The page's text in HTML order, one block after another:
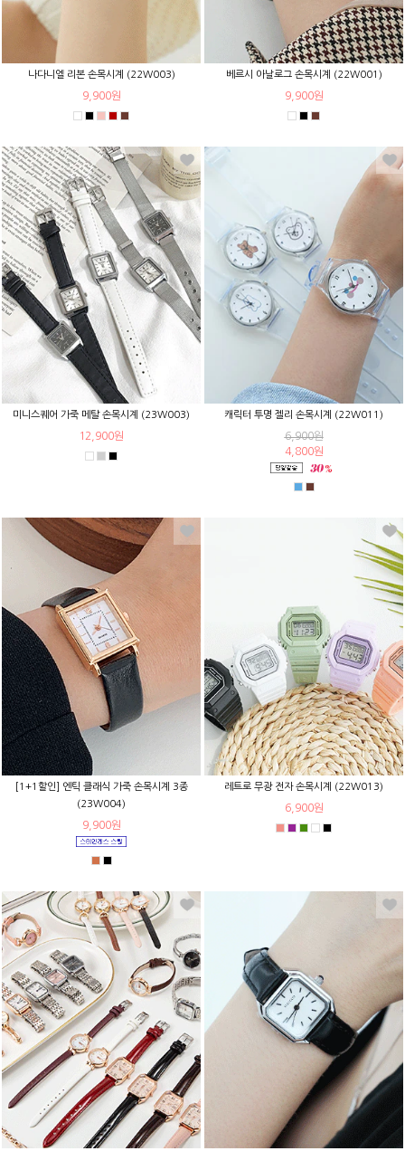
나다니엘 리본 손목시계 (22W003)
9,900원
베르시 아날로그 손목시계 (22W001)
9,900원
미니스퀘어 가죽 메탈 손목시계 (23W003)
12,900원
캐릭터 투명 젤리 손목시계 (22W011)
6,900원
4,800원
[1+1할인] 엔틱 클래식 가죽 손목시계 3종
(23W004)
9,900원
레트로 무광 전자 손목시계 (22W013)
6,900원